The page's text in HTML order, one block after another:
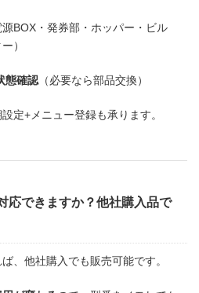
源BOX・発券部・ホッパー・ビル
）
態確認 （必要なら部品交換）
定+メニュー登録も承ります。
応できますか？他社購入品で
、他社購入でも販売可能です。